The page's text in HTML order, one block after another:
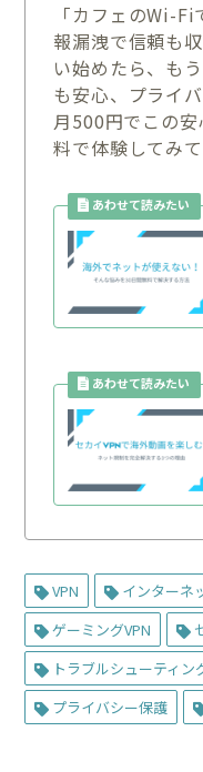
「カフェのWi-
報漏洩で信頼も
い始めたら、も
も安心、プライ
月500円でこの
料で体験してみて
VPN インターネ
ゲーミングVPN
トラブルシューティン
プライバシー保護